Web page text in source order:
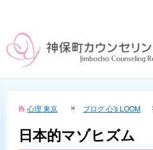
心理 東京 ブログ 心's LOOM
日本的マゾヒズム